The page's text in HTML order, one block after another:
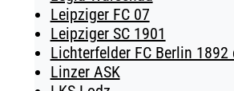
Leipziger FC 07
Leipziger SC 1901
Lichterfelder FC Berlin 1892
Linzer ASK